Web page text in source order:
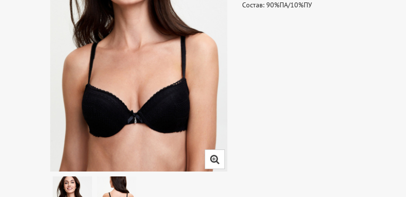
Состав: 90%ПА/10%ПУ